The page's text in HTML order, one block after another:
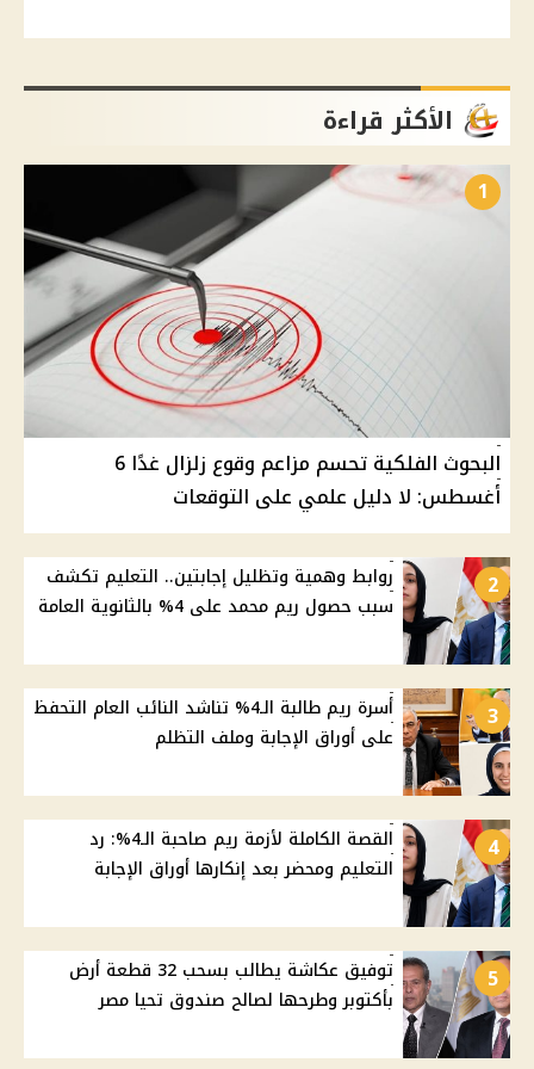
الأكثر قراءة
1
البحوث الفلكية تحسم مزاعم وقوع زلزال غدًا 6
أغسطس: لا دليل علمي على التوقعات
2
روابط وهمية وتظليل إجابتين.. التعليم تكشف
سبب حصول ريم محمد على 4% بالثانوية العامة
3
أسرة ريم طالبة الـ4% تناشد النائب العام التحفظ
على أوراق الإجابة وملف التظلم
4
القصة الكاملة لأزمة ريم صاحبة الـ4%: رد
التعليم ومحضر بعد إنكارها أوراق الإجابة
5
توفيق عكاشة يطالب بسحب 32 قطعة أرض
بأكتوبر وطرحها لصالح صندوق تحيا مصر